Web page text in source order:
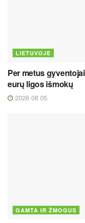
LIETUVOJE
Per metus
eurų ligos išmokų
2026 08 05
GAMTA IR ŽMOGUS